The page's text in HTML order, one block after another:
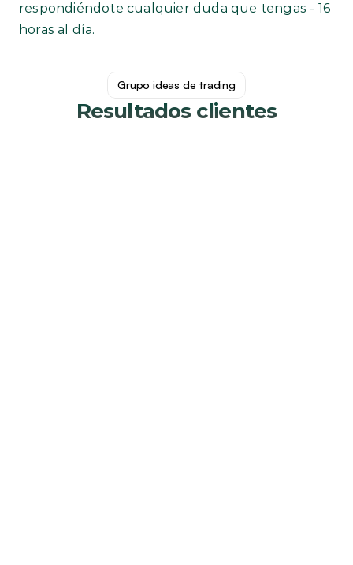
respondiéndote cualquier duda que tengas - 16
horas al día.
Grupo ideas de trading
Resultados clientes